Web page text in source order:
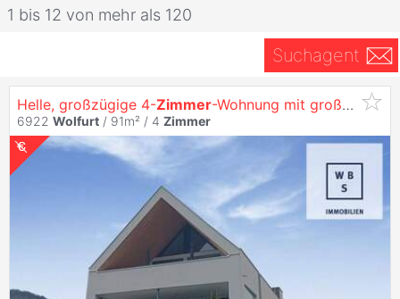
1 bis 12 von mehr als 120
Suchagent
Helle, großzügige 4-Zimmer-Wohnung mit großer Terrasse in
6922 Wolfurt / 91m² / 4 Zimmer